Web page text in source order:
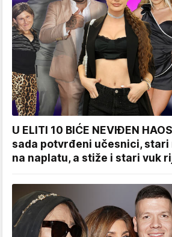
U ELITI 10 BIĆE NEVIĐEN
sada potvrđeni učesnici, stari
na naplatu, a stiže i stari vuk